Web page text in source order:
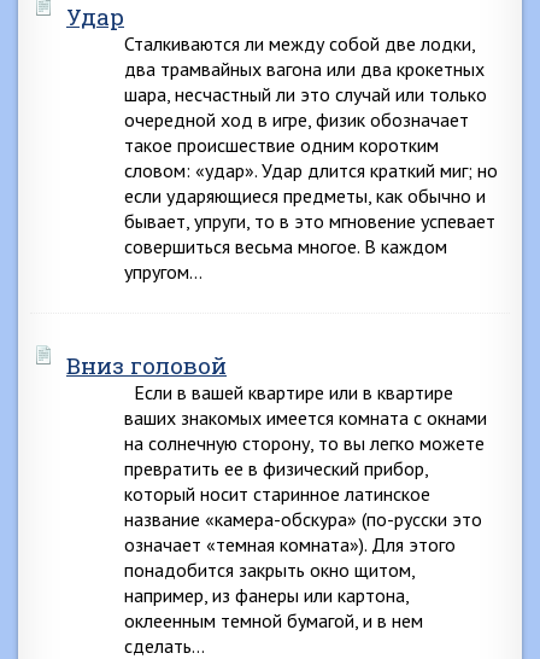
Удар
Сталкиваются ли между собой две лодки,
два трамвайных вагона или два крокетных
шара, несчастный ли это случай или только
очередной ход в игре, физик обозначает
такое происшествие одним коротким
словом: «удар». Удар длится краткий миг; но
если ударяющиеся предметы, как обычно и
бывает, упруги, то в это мгновение успевает
совершиться весьма многое. В каждом
упругом…
Вниз головой
Если в вашей квартире или в квартире
ваших знакомых имеется комната с окнами
на солнечную сторону, то вы легко можете
превратить ее в физический прибор,
который носит старинное латинское
название «камера-обскура» (по-русски это
означает «темная комната»). Для этого
понадобится закрыть окно щитом,
например, из фанеры или картона,
оклеенным темной бумагой, и в нем
сделать…